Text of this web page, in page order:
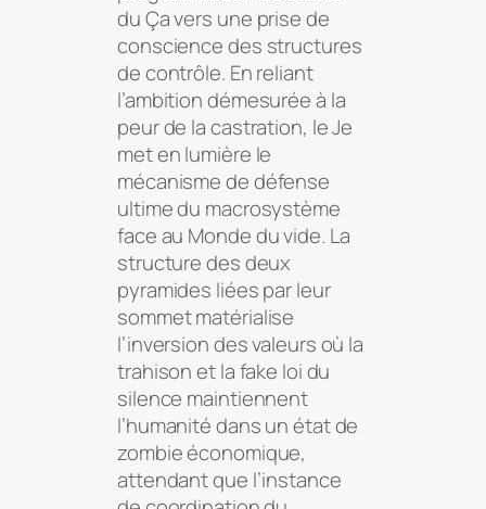
du Ça vers une prise de
conscience des structures
de contrôle. En reliant
l’ambition démesurée à la
peur de la castration, le Je
met en lumière le
mécanisme de défense
ultime du macrosystème
face au Monde du vide. La
structure des deux
pyramides liées par leur
sommet matérialise
l’inversion des valeurs où la
trahison et la fake loi du
silence maintiennent
l’humanité dans un état de
zombie économique,
attendant que l’instance